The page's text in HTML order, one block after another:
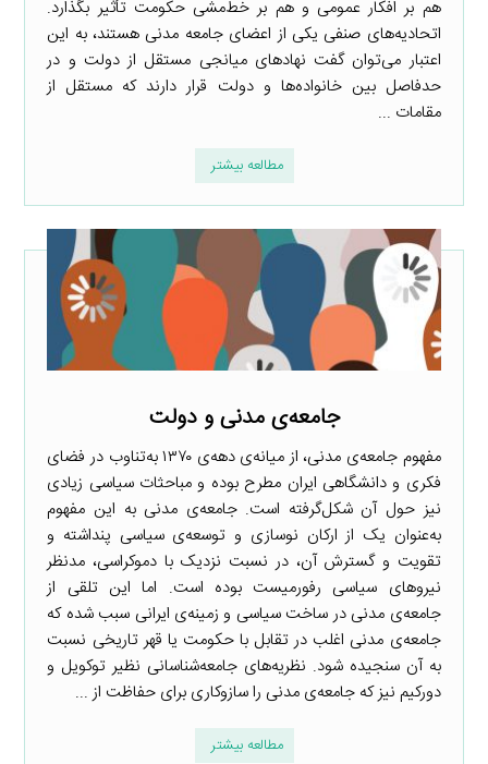
هم بر افکار عمومی و هم بر خط‌مشی حکومت تأثیر بگذارد.
اتحادیه‌های صنفی یکی از اعضای جامعه مدنی هستند، به این
اعتبار می‌توان گفت نهادهای میانجی مستقل از دولت و در
حدفاصل بین خانواده‌ها و دولت قرار دارند که مستقل از
مقامات ...
مطالعه بیشتر
جامعه‌ی مدنی و دولت
مفهوم جامعه‌ی مدنی، از میانه‌ی دهه‌ی ۱۳۷۰ به‌تناوب در فضای
فکری و دانشگاهی ایران مطرح بوده و مباحثات سیاسی زیادی
نیز حول آن شکل‌گرفته است. جامعه‌ی مدنی به این مفهوم
به‌عنوان یک از ارکان نوسازی و توسعه‌ی سیاسی پنداشته و
تقویت و گسترش آن، در نسبت نزدیک با دموکراسی، مدنظر
نیروهای سیاسی رفورمیست بوده است. اما این تلقی از
جامعه‌ی مدنی در ساخت سیاسی و زمینه‌ی ایرانی سبب شده که
جامعه‌ی مدنی اغلب در تقابل با حکومت یا قهر تاریخی نسبت
به آن سنجیده شود. نظریه‌های جامعه‌شناسانی نظیر توکویل و
دورکیم نیز که جامعه‌ی مدنی را سازوکاری برای حفاظت از ...
مطالعه بیشتر